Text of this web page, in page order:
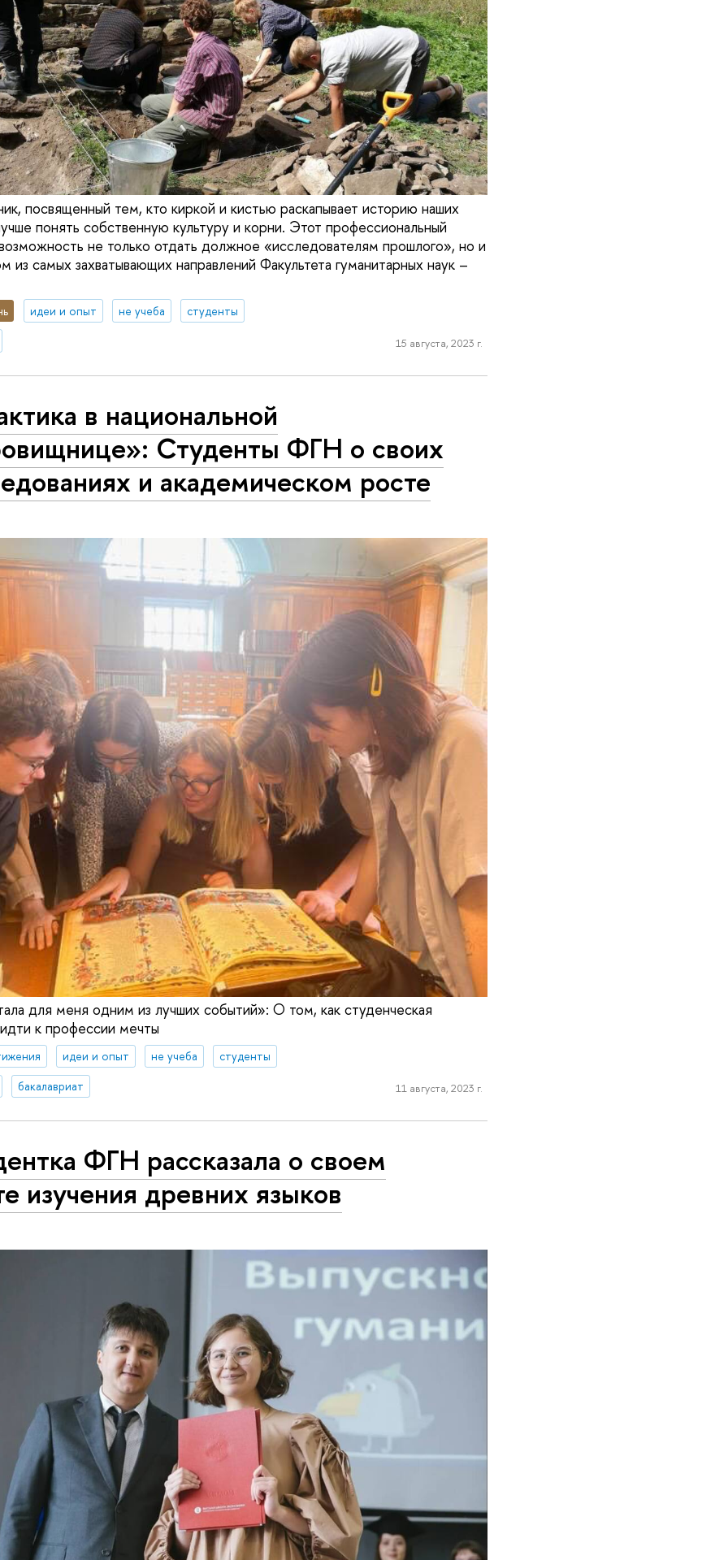
посвященный тем, кто киркой и кистью раскапывает историю наших
понять собственную культуру и корни. Этот профессиональный
не только отдать должное «исследователям прошлого», но и
из самых захватывающих направлений Факультета гуманитарных наук –
идеи и опыт не учеба студенты
15 августа, 2023 г.
в национальной
Студенты ФГН о своих
и академическом росте
для меня одним из лучших событий»: О том, как студенческая
к профессии мечты
идеи и опыт не учеба
студенты
бакалавриат
11 августа, 2023 г.
ФГН рассказала о своем
изучения древних языков